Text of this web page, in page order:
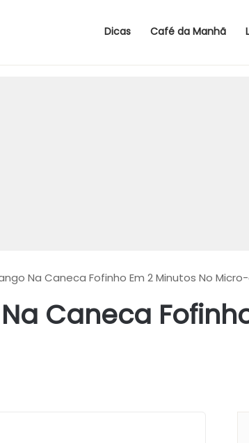
Dicas Café da Manhã
Na Caneca Fofinho Em 2 Minutos No
Caneca